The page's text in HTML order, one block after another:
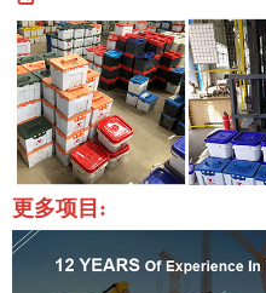
更多项目: